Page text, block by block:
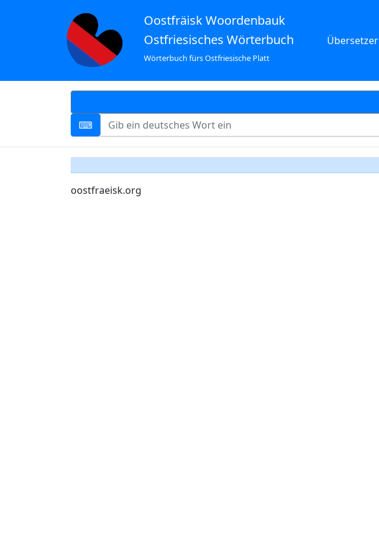
Oostfräisk Woordenbauk
Ostfriesisches Wörterbuch
Wörterbuch fürs Ostfriesische Platt
Übersetzer
oostfraeisk.org